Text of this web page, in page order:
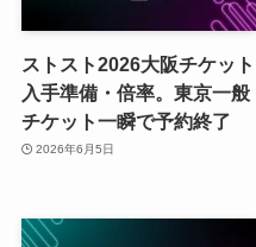
ストスト2026大阪チケット
入手準備・倍率。東京一般
チケット一瞬で予約終了
2026年6月5日